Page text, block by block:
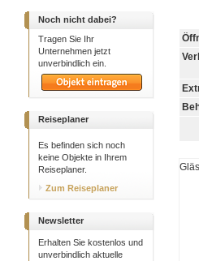
Noch nicht dabei?
Tragen Sie Ihr
Unternehmen jetzt
unverbindlich ein.
Reiseplaner
Es befinden sich noch
keine Objekte in Ihrem
Reiseplaner.
Zum Reiseplaner
Newsletter
Erhalten Sie kostenlos und
unverbindlich aktuelle